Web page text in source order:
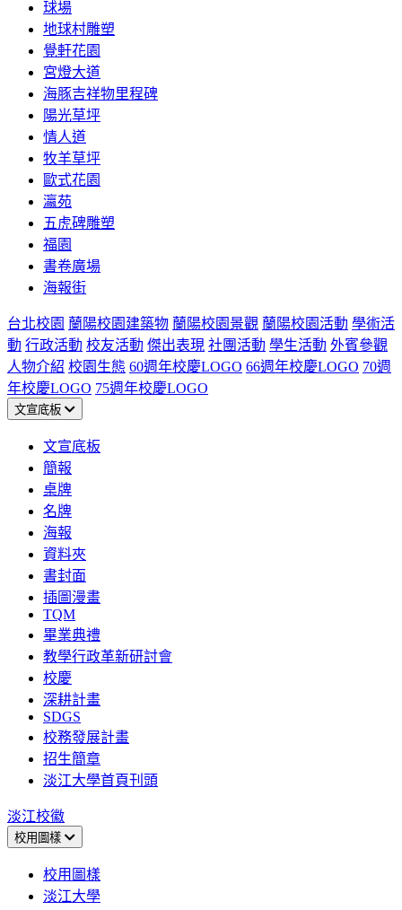
球場
地球村雕塑
覺軒花園
宮燈大道
海豚吉祥物里程碑
陽光草坪
情人道
牧羊草坪
歐式花園
瀛苑
五虎碑雕塑
福園
書卷廣場
海報街
台北校園 蘭陽校園建築物 蘭陽校園景觀 蘭陽校園活動 學術活
動 行政活動 校友活動 傑出表現 社團活動 學生活動 外賓參觀
人物介紹 校園生態 60週年校慶LOGO 66週年校慶LOGO 70週
年校慶LOGO 75週年校慶LOGO
文宣底板
文宣底板
簡報
桌牌
名牌
海報
資料夾
書封面
插圖漫畫
TQM
畢業典禮
教學行政革新研討會
校慶
深耕計畫
SDGS
校務發展計畫
招生簡章
淡江大學首頁刊頭
淡江校徽
校用圖樣
校用圖樣
淡江大學